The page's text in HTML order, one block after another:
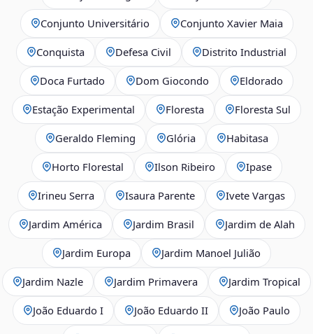
Conjunto Universitário Conjunto Xavier Maia
Conquista Defesa Civil Distrito Industrial
Doca Furtado Dom Giocondo Eldorado
Estação Experimental Floresta Floresta Sul
Geraldo Fleming Glória Habitasa
Horto Florestal Ilson Ribeiro Ipase
Irineu Serra Isaura Parente Ivete Vargas
Jardim América Jardim Brasil Jardim de Alah
Jardim Europa Jardim Manoel Julião
Jardim Nazle Jardim Primavera Jardim Tropical
João Eduardo I João Eduardo II João Paulo